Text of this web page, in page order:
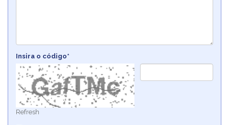
Insira o código*
Refresh